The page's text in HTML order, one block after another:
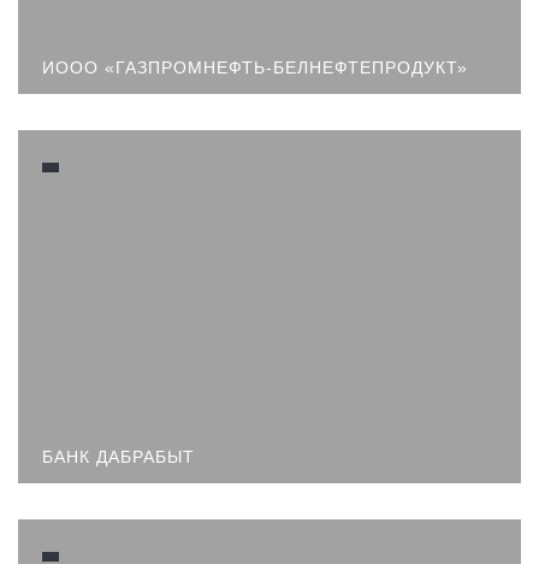
ИООО «ГАЗПРОМНЕФТЬ-БЕЛНЕФТЕПРОДУКТ»
БАНК ДАБРАБЫТ